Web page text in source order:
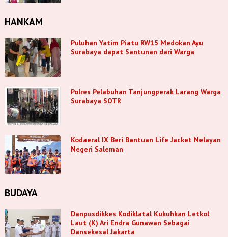
HANKAM
Puluhan Yatim Piatu RW15 Medokan Ayu
Surabaya dapat Santunan dari Warga
Polres Pelabuhan Tanjungperak Larang Warga
Surabaya SOTR
Kodaeral IX Beri Bantuan Life Jacket Nelayan
Negeri Saleman
BUDAYA
Danpusdikkes Kodiklatal Kukuhkan Letkol
Laut (K) Ari Endra Gunawan Sebagai
Dansekesal Jakarta